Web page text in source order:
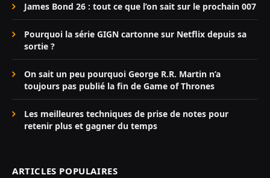
James Bond 26 : tout ce que l’on sait sur le prochain 007
Pourquoi la série GIGN cartonne sur Netflix depuis sa
sortie ?
On sait un peu pourquoi George R.R. Martin n’a
toujours pas publié la fin de Game of Thrones
Les meilleures techniques de prise de notes pour
retenir plus et gagner du temps
ARTICLES POPULAIRES